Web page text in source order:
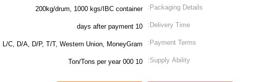
Packaging Details:
200kg/drum, 1000 kgs/IBC container
Delivery Time:
10 days after payment
Payment Terms:
L/C, D/A, D/P, T/T, Western Union, MoneyGram
Supply Ability:
10 000 Ton/Tons per year